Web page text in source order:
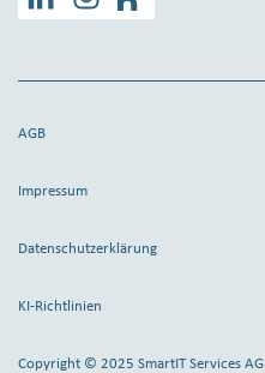
LinkedInInstagramKununu
AGB
Impressum
Datenschutzerklärung
KI-Richtlinien
Copyright © 2025 SmartIT Services AG